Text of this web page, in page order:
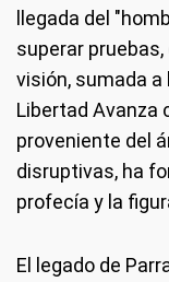
llegada del
superar
visión, sumada a
Libertad Avanza
proveniente del
disruptivas, ha
profecía y la
El legado de